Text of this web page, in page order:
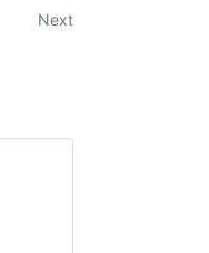
Next